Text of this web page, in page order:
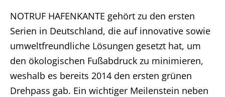
NOTRUF HAFENKANTE gehört zu den ersten
Serien in Deutschland, die auf innovative sowie
umweltfreundliche Lösungen gesetzt hat, um
den ökologischen Fußabdruck zu minimieren,
weshalb es bereits 2014 den ersten grünen
Drehpass gab. Ein wichtiger Meilenstein neben